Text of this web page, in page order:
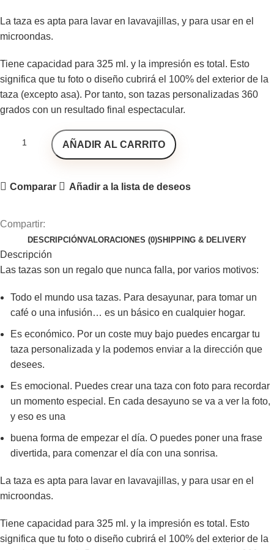
La taza es apta para lavar en lavavajillas, y para usar en el
microondas.
Tiene capacidad para 325 ml. y la impresión es total. Esto
significa que tu foto o diseño cubrirá el 100% del exterior de la
taza (excepto asa). Por tanto, son tazas personalizadas 360
grados con un resultado final espectacular.
AÑADIR AL CARRITO
Comparar Añadir a la lista de deseos
Compartir:
DESCRIPCIÓNVALORACIONES (0)SHIPPING & DELIVERY
Descripción
Las tazas son un regalo que nunca falla, por varios motivos:
Todo el mundo usa tazas. Para desayunar, para tomar un
café o una infusión… es un básico en cualquier hogar.
Es económico. Por un coste muy bajo puedes encargar tu
taza personalizada y la podemos enviar a la dirección que
desees.
Es emocional. Puedes crear una taza con foto para recordar
un momento especial. En cada desayuno se va a ver la foto,
y eso es una
buena forma de empezar el día. O puedes poner una frase
divertida, para comenzar el día con una sonrisa.
La taza es apta para lavar en lavavajillas, y para usar en el
microondas.
Tiene capacidad para 325 ml. y la impresión es total. Esto
significa que tu foto o diseño cubrirá el 100% del exterior de la